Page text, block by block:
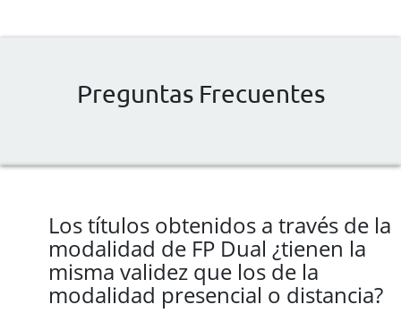
Preguntas Frecuentes
Los títulos obtenidos a través de la
modalidad de FP Dual ¿tienen la
misma validez que los de la
modalidad presencial o distancia?